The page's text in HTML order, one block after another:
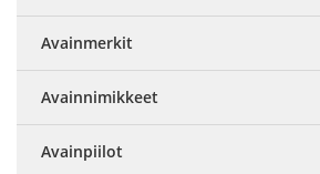
Avainmerkit
Avainnimikkeet
Avainpiilot